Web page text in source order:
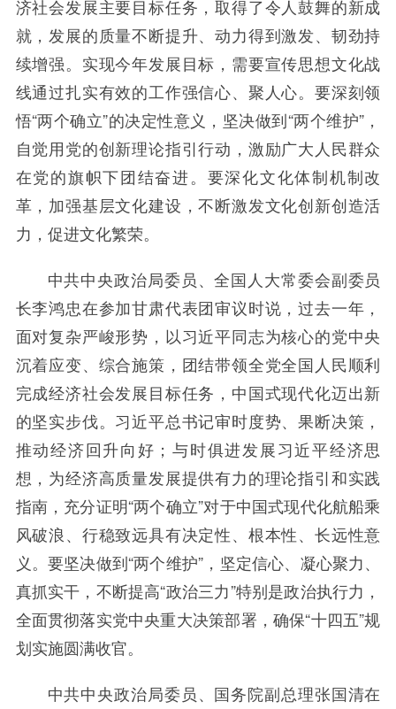
济社会发展主要目标任务，取得了令人鼓舞的新成
就，发展的质量不断提升、动力得到激发、韧劲持
续增强。实现今年发展目标，需要宣传思想文化战
线通过扎实有效的工作强信心、聚人心。要深刻领
悟“两个确立”的决定性意义，坚决做到“两个维护”，
自觉用党的创新理论指引行动，激励广大人民群众
在党的旗帜下团结奋进。要深化文化体制机制改
革，加强基层文化建设，不断激发文化创新创造活
力，促进文化繁荣。
中共中央政治局委员、全国人大常委会副委员
长李鸿忠在参加甘肃代表团审议时说，过去一年，
面对复杂严峻形势，以习近平同志为核心的党中央
沉着应变、综合施策，团结带领全党全国人民顺利
完成经济社会发展目标任务，中国式现代化迈出新
的坚实步伐。习近平总书记审时度势、果断决策，
推动经济回升向好；与时俱进发展习近平经济思
想，为经济高质量发展提供有力的理论指引和实践
指南，充分证明“两个确立”对于中国式现代化航船乘
风破浪、行稳致远具有决定性、根本性、长远性意
义。要坚决做到“两个维护”，坚定信心、凝心聚力、
真抓实干，不断提高“政治三力”特别是政治执行力，
全面贯彻落实党中央重大决策部署，确保“十四五”规
划实施圆满收官。
中共中央政治局委员、国务院副总理张国清在